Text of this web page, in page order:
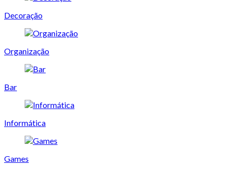
Decoração
Organização
Bar
Informática
Games